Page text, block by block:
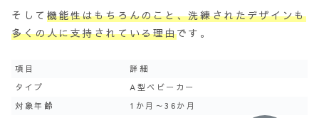
そして 機能性はもちろんのこと、洗練されたデザインも
多くの人に支持されている理由です。
項目
詳細
タイプ
A型ベビーカー
対象年齢
1か月～36か月